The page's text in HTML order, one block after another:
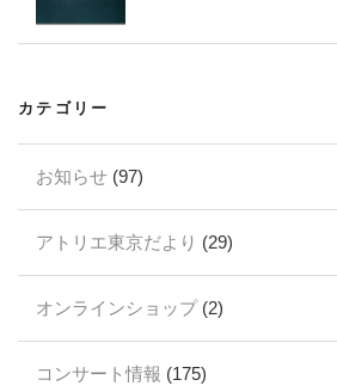
カテゴリー
お知らせ (97)
アトリエ東京だより (29)
オンラインショップ(2)
コンサート情報 (175)